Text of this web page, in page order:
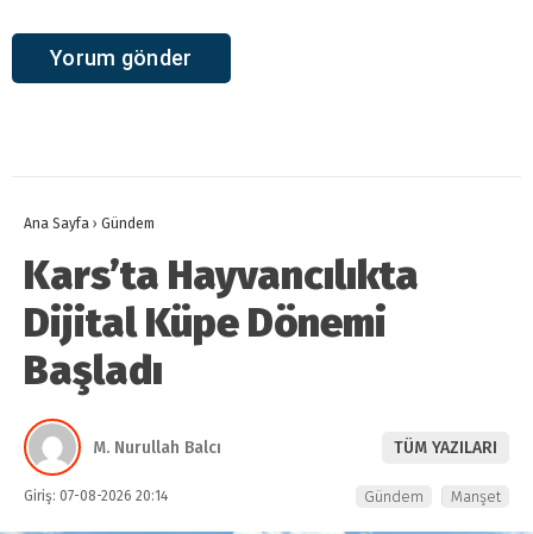
Ana Sayfa › Gündem
Kars’ta Hayvancılıkta
Dijital Küpe Dönemi
Başladı
M. Nurullah Balcı TÜM YAZILARI
Giriş: 07-08-2026 20:14 Gündem Manşet